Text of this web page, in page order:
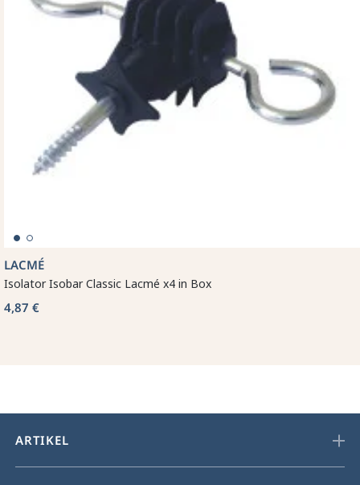
LACMÉ
Isolator Isobar Classic Lacmé x4 in Box
4,87 €
ARTIKEL